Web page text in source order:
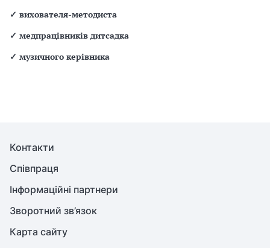
✓ вихователя-методиста
✓ медпрацівників дитсадка
✓ музичного керівника
Контакти
Співпраця
Інформаційні партнери
Зворотний зв’язок
Карта сайту